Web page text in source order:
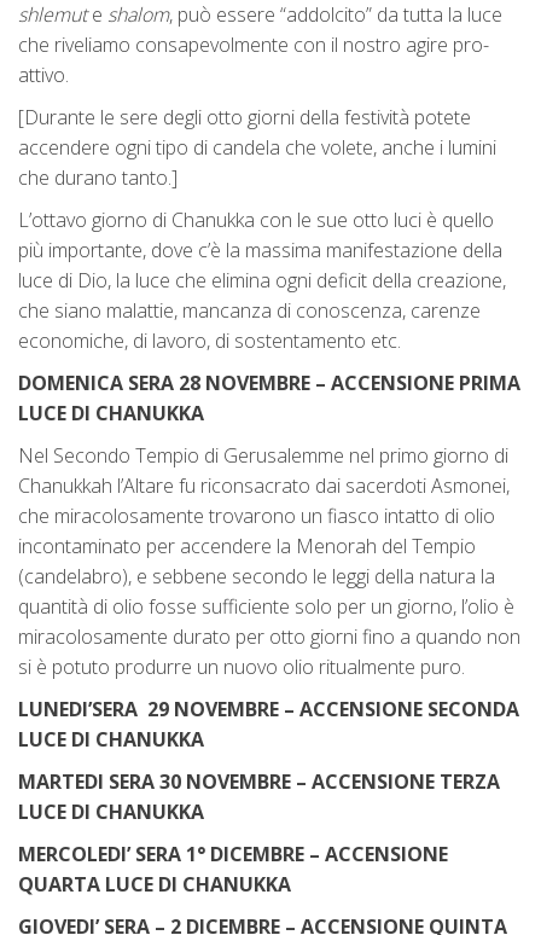
shlemute shalom, può essere “addolcito” da tutta la luce
che riveliamo consapevolmente con il nostro agire pro-
attivo.
[Durante le sere degli otto giorni della festività potete
accendere ogni tipo di candela che volete, anche i lumini
che durano tanto.]
L’ottavo giorno di Chanukka con le sue otto luci è quello
più importante, dove c’è la massima manifestazione della
luce di Dio, la luce che elimina ogni deficit della creazione,
che siano malattie, mancanza di conoscenza, carenze
economiche, di lavoro, di sostentamento etc.
DOMENICA SERA 28 NOVEMBRE – ACCENSIONE PRIMA
LUCE DI CHANUKKA
Nel Secondo Tempio di Gerusalemme nel primo giorno di
Chanukkah l’Altare fu riconsacrato dai sacerdoti Asmonei,
che miracolosamente trovarono un fiasco intatto di olio
incontaminato per accendere la Menorah del Tempio
(candelabro), e sebbene secondo le leggi della natura la
quantità di olio fosse sufficiente solo per un giorno, l’olio è
miracolosamente durato per otto giorni fino a quando non
si è potuto produrre un nuovo olio ritualmente puro.
LUNEDI’SERA 29 NOVEMBRE – ACCENSIONE SECONDA
LUCE DI CHANUKKA
MARTEDI SERA 30 NOVEMBRE – ACCENSIONE TERZA
LUCE DI CHANUKKA
MERCOLEDI’ SERA 1° DICEMBRE – ACCENSIONE
QUARTA LUCE DI CHANUKKA
GIOVEDI’ SERA – 2 DICEMBRE – ACCENSIONE QUINTA